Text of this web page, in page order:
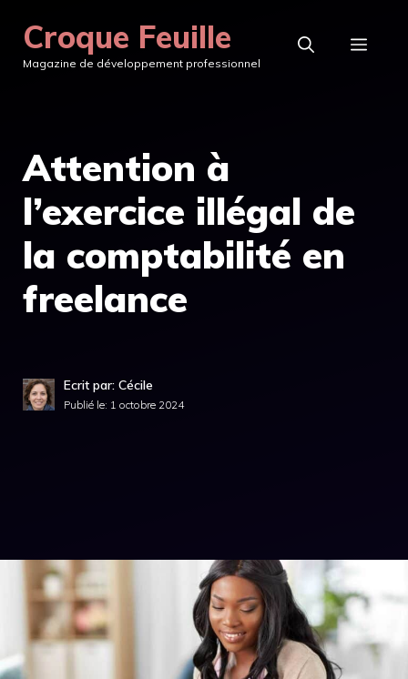
contenu
Croque Feuille
Magazine de développement professionnel
Attention à
l’exercice illégal de
la comptabilité en
freelance
Ecrit par: Cécile
Publié le: 1 octobre 2024